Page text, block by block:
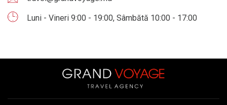
Luni - Vineri 9:00 - 19:00, Sâmbătă 10:00 - 17:00